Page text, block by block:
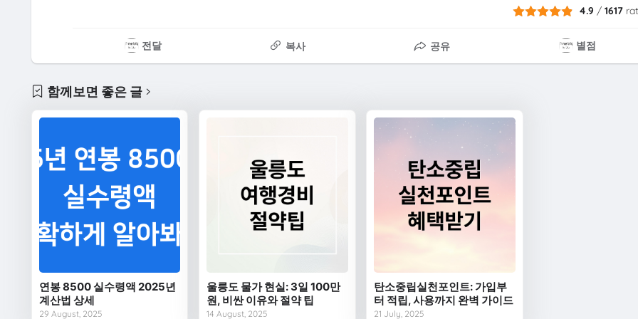
4.9 /1617
전달 복사 공유 별점
함께보면 좋은 글
연봉 8500 실수령액 2025년
계산법 상세
29 August, 2025
울릉도 물가 현실: 3일 100만
원, 비싼 이유와 절약 팁
14 August, 2025
탄소중립실천포인트: 가입부
터 적립, 사용까지 완벽 가이드
21 July, 2025